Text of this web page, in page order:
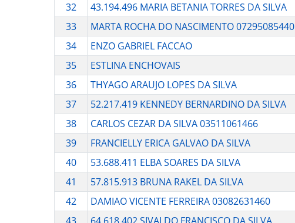
32
43.194.496 MARIA BETANIA TORRES DA SILVA
33
MARTA ROCHA DO NASCIMENTO 07295085440
34
ENZO GABRIEL FACCAO
35
ESTLINA ENCHOVAIS
36
THYAGO ARAUJO LOPES DA SILVA
37
52.217.419 KENNEDY BERNARDINO DA SILVA
38
CARLOS CEZAR DA SILVA 03511061466
39
FRANCIELLY ERICA GALVAO DA SILVA
40
53.688.411 ELBA SOARES DA SILVA
41
57.815.913 BRUNA RAKEL DA SILVA
42
DAMIAO VICENTE FERREIRA 03082631460